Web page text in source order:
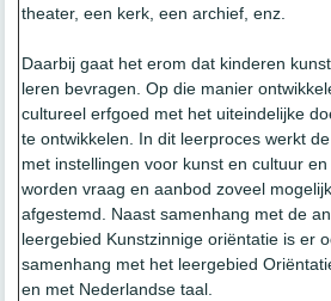
theater, een kerk, een archief, enz.
Daarbij gaat het erom dat kinderen
leren bevragen. Op die manier
cultureel erfgoed met het uiteindelijke
te ontwikkelen. In dit leerproces werkt
met instellingen voor kunst en cultuur
worden vraag en aanbod zoveel
afgestemd. Naast samenhang met de
leergebied Kunstzinnige oriëntatie is er
samenhang met het leergebied
en met Nederlandse taal.